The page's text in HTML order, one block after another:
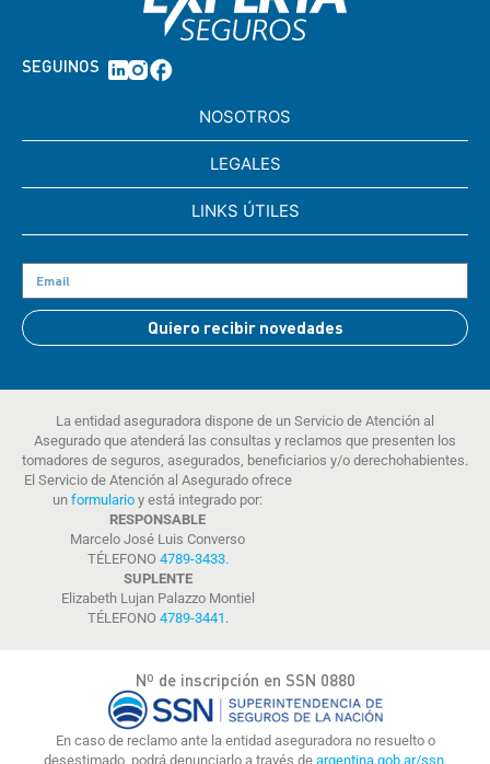
SEGUINOS
NOSOTROS
LEGALES
LINKS ÚTILES
Quiero recibir novedades
La entidad aseguradora dispone de un Servicio de Atención al
Asegurado que atenderá las consultas y reclamos que presenten los
tomadores de seguros, asegurados, beneficiarios y/o derechohabientes.
El Servicio de Atención al Asegurado ofrece
un formulario y está integrado por:
RESPONSABLE
Marcelo José Luis Converso
TÉLEFONO 4789-3433.
SUPLENTE
Elizabeth Lujan Palazzo Montiel
TÉLEFONO 4789-3441 .
Nº de inscripción en SSN 0880
En caso de reclamo ante la entidad aseguradora no resuelto o
desestimado, podrá denunciarlo a través de argentina.gob.ar/ssn.